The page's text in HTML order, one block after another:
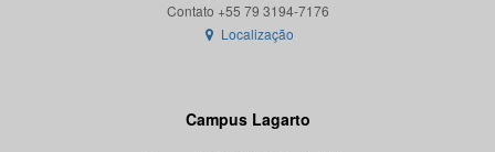
Localização
Campus Lagarto